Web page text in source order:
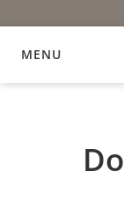
MENU